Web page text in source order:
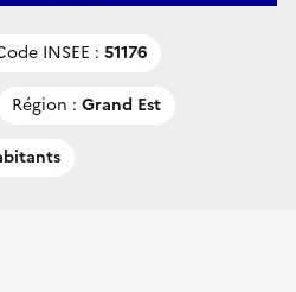
INSEE : 51176
Région : Grand Est